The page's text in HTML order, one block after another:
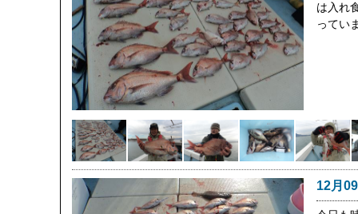
は入れ
ってい
12月